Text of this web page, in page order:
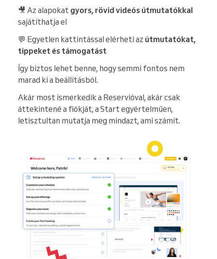
🎥 Az alapokat gyors, rövid videós útmutatókkal
sajátíthatja el
💬 Egyetlen kattintással elérheti az útmutatókat,
tippeket és támogatást
Így biztos lehet benne, hogy semmi fontos nem
marad ki a beállításból.
Akár most ismerkedik a Reservióval, akár csak
áttekintené a fiókját, a Start egyértelműen,
letisztultan mutatja meg mindazt, ami számít.